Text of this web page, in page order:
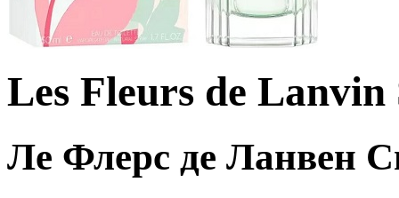
Les Fleurs de Lanvin
Ле Флерс де Ланвен